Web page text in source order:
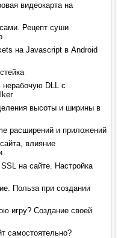
видеокарта на
Рецепт суши
на Javascript в Android
нерабочую DLL с
высоты и ширины в
расширений и приложений
влияние
на сайте. Настройка
Польза при создании
игру? Создание своей
самостоятельно?